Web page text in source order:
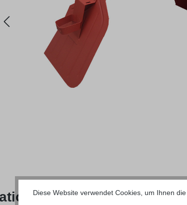
"Kotflügel hinten
Diese Website verwendet Cookies, um Ihnen